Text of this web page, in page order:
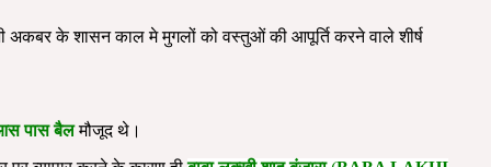
अकबर के शासन काल मे मुगलों को वस्तुओं की आपूर्ति करने वाले शीर्ष
पास बैलमौजूद थे।